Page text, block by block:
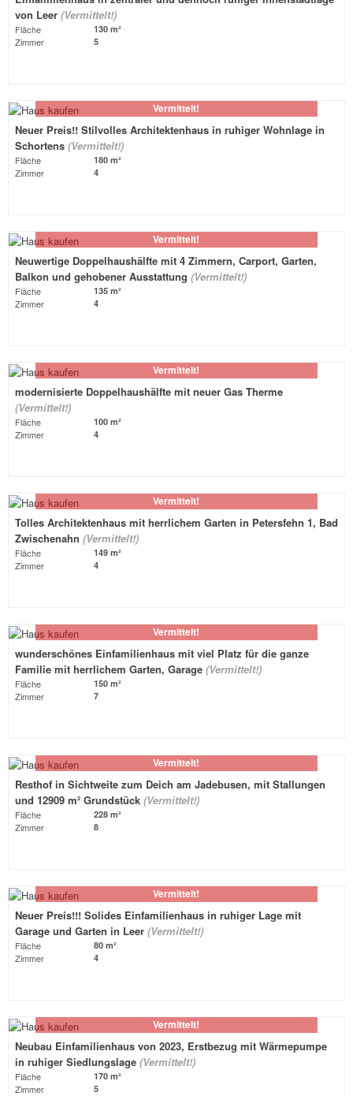
von Leer (Vermittelt!)
Fläche 130 m²
Zimmer 5
Vermittelt!
Neuer Preis!! Stilvolles Architektenhaus in ruhiger Wohnlage in
Schortens (Vermittelt!)
Fläche 180 m²
Zimmer 4
Vermittelt!
Neuwertige Doppelhaushälfte mit 4 Zimmern, Carport, Garten,
Balkon und gehobener Ausstattung (Vermittelt!)
Fläche 135 m²
Zimmer 4
Vermittelt!
modernisierte Doppelhaushälfte mit neuer Gas Therme
(Vermittelt!)
Fläche 100 m²
Zimmer 4
Vermittelt!
Tolles Architektenhaus mit herrlichem Garten in Petersfehn 1, Bad
Zwischenahn (Vermittelt!)
Fläche 149 m²
Zimmer 4
Vermittelt!
wunderschönes Einfamilienhaus mit viel Platz für die ganze
Familie mit herrlichem Garten, Garage (Vermittelt!)
Fläche 150 m²
Zimmer 7
Vermittelt!
Resthof in Sichtweite zum Deich am Jadebusen, mit Stallungen
und 12909 m² Grundstück (Vermittelt!)
Fläche 228 m²
Zimmer 8
Vermittelt!
Neuer Preis!!! Solides Einfamilienhaus in ruhiger Lage mit
Garage und Garten in Leer (Vermittelt!)
Fläche 80 m²
Zimmer 4
Vermittelt!
Neubau Einfamilienhaus von 2023, Erstbezug mit Wärmepumpe
in ruhiger Siedlungslage (Vermittelt!)
Fläche 170 m²
Zimmer 5